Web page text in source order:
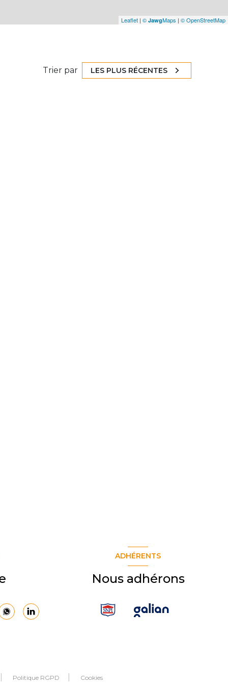
Leaflet | © JawgMaps | © OpenStreetMap
Trier par LES PLUS RÉCENTES
ADHÉRENTS
Nous adhérons
Politique RGPD Cookies